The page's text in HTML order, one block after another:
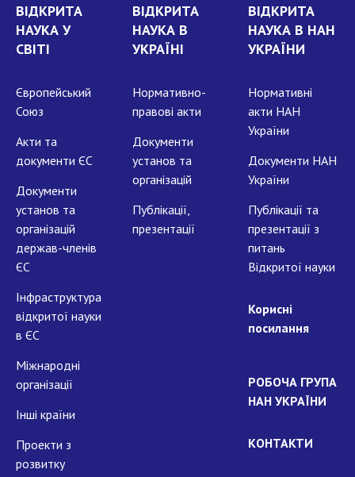
ВІДКРИТА
НАУКА У
СВІТІ
Європейський
Союз
Акти та
документи ЄС
Документи
установ та
організацій
держав-членів
ЄС
Інфраструктура
відкритої науки
в ЄС
Міжнародні
організації
Інші країни
Проекти з
розвитку
ВІДКРИТА
НАУКА В
УКРАЇНІ
Нормативно-
правові акти
Документи
установ та
організацій
Публікації,
презентації
ВІДКРИТА
НАУКА В НАН
УКРАЇНИ
Нормативні
акти НАН
України
Документи НАН
України
Публікації та
презентації з
питань
Відкритої науки
Корисні
посилання
РОБОЧА ГРУПА
НАН УКРАЇНИ
КОНТАКТИ